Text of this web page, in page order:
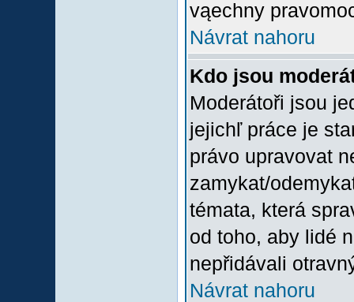
vąechny
Návrat nahoru
Kdo jsou
Moderátoři jsou
jejichľ práce je
právo upravovat
zamykat/
témata, která
od toho, aby lidé
nepřidávali
Návrat nahoru